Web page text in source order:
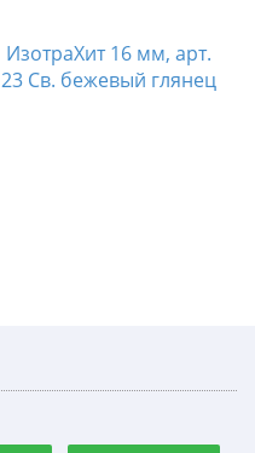
ИзотраХит 16 мм, арт.
23 Св. бежевый глянец